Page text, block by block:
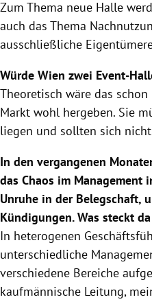
Zum Thema neue Halle
auch das Thema
ausschließliche
Würde Wien zwei Event-
Theoretisch wäre das
Markt wohl hergeben. Sie
liegen und sollten sich
In den vergangenen
das Chaos im Management
Unruhe in der Belegschaft,
Kündigungen. Was steckt
In heterogenen
unterschiedliche
verschiedene Bereiche
kaufmännische Leitung,